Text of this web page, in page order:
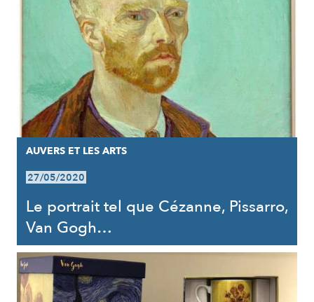
AUVERS ET LES ARTS
27/05/2020
Le portrait tel que Cézanne, Pissarro,
Van Gogh…